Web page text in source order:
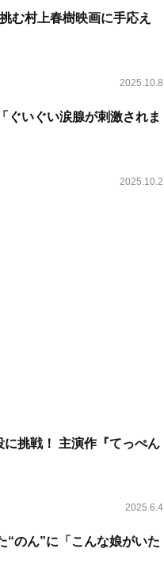
む村上春樹映画に手応え
2025.10.8
ぐいぐい涙腺が刺激されま
2025.10.2
挑戦！ 主演作『てっぺん
2025.6.4
“のん”に「こんな娘がいた